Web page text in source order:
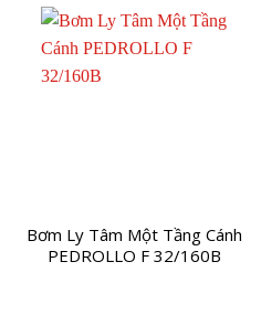
Bơm Ly Tâm Một Tầng Cánh
PEDROLLO F 32/160B